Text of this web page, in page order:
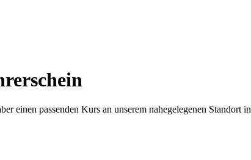
einen passenden Kurs an unserem nahegelegenen Standort in